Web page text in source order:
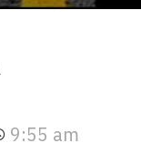
9:55 am